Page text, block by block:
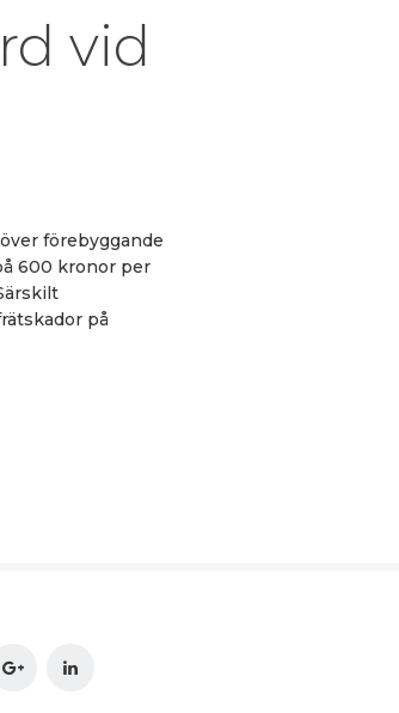
vid
förebyggande
600 kronor per
på